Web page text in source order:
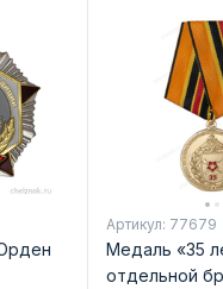
Артикул: 77679
Медаль «35
отдельной